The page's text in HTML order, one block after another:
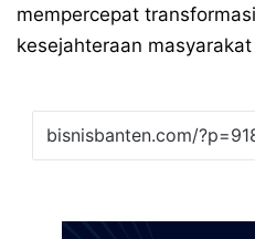
mempercepat
kesejahteraan